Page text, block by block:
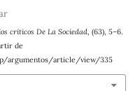
críticos De La Sociedad, (63), 5–6.
de
argumentos/article/view/335